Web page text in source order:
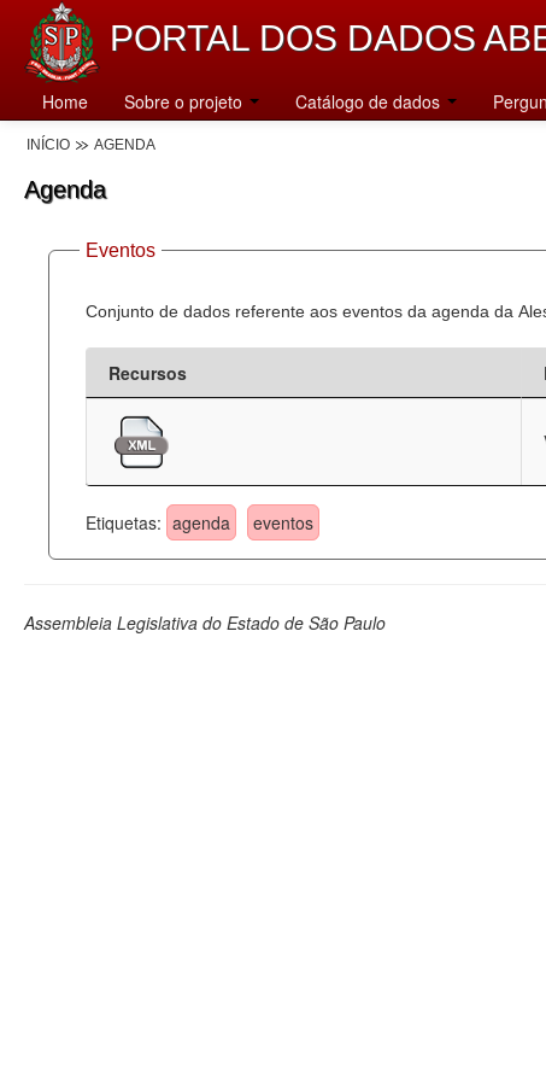
PORTAL DOS DADOS
Home Sobre o projeto Catálogo de dados
INÍCIO AGENDA
Agenda
Eventos
Conjunto de dados referente aos eventos da agenda da
Recursos
Etiquetas: agenda eventos
Assembleia Legislativa do Estado de São Paulo